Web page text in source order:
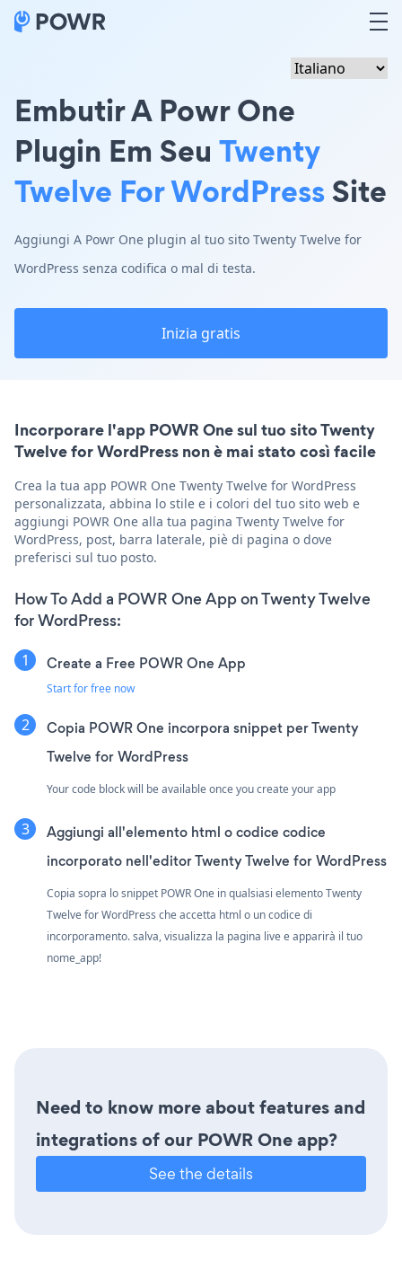
Embutir A Powr One
Plugin Em Seu Twenty
Twelve For WordPressSite
Aggiungi A Powr One plugin al tuo sito Twenty Twelve for
WordPress senza codifica o mal di testa.
Inizia gratis
Incorporare l'app POWR One sul tuo sito Twenty
Twelve for WordPress non è mai stato così facile
Crea la tua app POWR One Twenty Twelve for WordPress
personalizzata, abbina lo stile e i colori del tuo sito web e
aggiungi POWR One alla tua pagina Twenty Twelve for
WordPress, post, barra laterale, piè di pagina o dove
preferisci sul tuo posto.
How To Add a POWR One App on Twenty Twelve
for WordPress:
Create a Free POWR One App
Start for free now
Copia POWR One incorpora snippet per Twenty
Twelve for WordPress
Your code block will be available once you create your app
Aggiungi all'elemento html o codice codice
incorporato nell'editor Twenty Twelve for WordPress
Copia sopra lo snippet POWR One in qualsiasi elemento Twenty
Twelve for WordPress che accetta html o un codice di
incorporamento. salva, visualizza la pagina live e apparirà il tuo
nome_app!
Need to know more about features and
integrations of our POWR One app?
See the details